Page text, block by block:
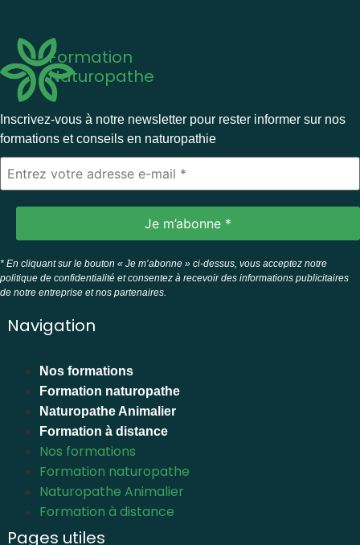
Formation
Naturopathe
Inscrivez-vous à notre newsletter pour rester informer sur nos
formations et conseils en naturopathie
* En cliquant sur le bouton « Je m’abonne » ci-dessus, vous acceptez notre
politique de confidentialité et consentez à recevoir des informations publicitaires
de notre entreprise et nos partenaires.
Navigation
Nos formations
Formation naturopathe
Naturopathe Animalier
Formation à distance
Nos formations
Formation naturopathe
Naturopathe Animalier
Formation à distance
Pages utiles